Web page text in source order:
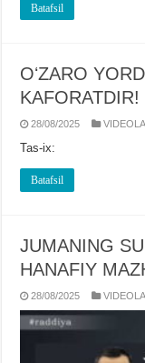
Batafsil
OʻZARO
KAFORATDIR!
28/08/2025
Tas-ix:
Batafsil
JUMANING
HANAFIY
28/08/2025